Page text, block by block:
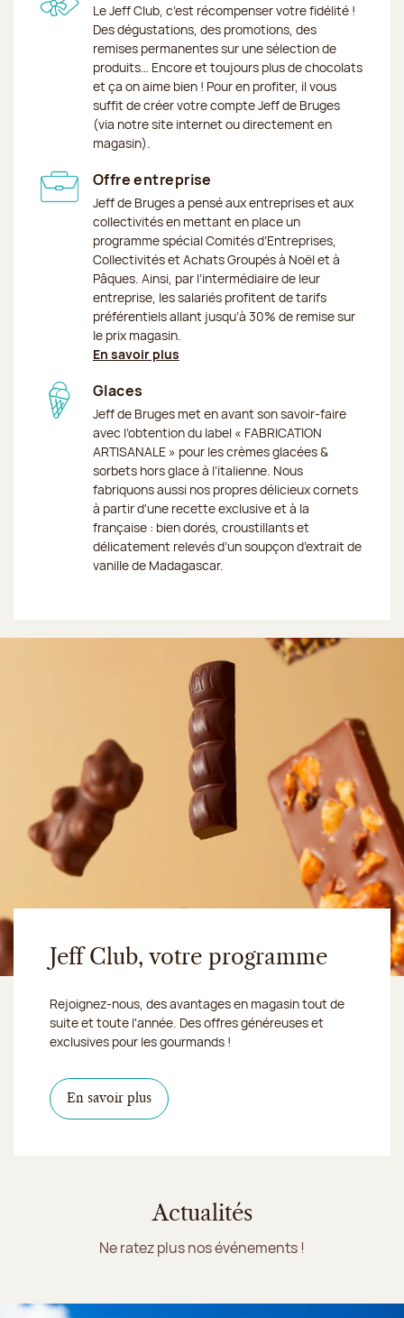
Le Jeff Club, c’est récompenser votre fidélité !
Des dégustations, des promotions, des
remises permanentes sur une sélection de
produits… Encore et toujours plus de chocolats
et ça on aime bien ! Pour en profiter, il vous
suffit de créer votre compte Jeff de Bruges
(via notre site internet ou directement en
magasin).
Offre entreprise
Jeff de Bruges a pensé aux entreprises et aux
collectivités en mettant en place un
programme spécial Comités d’Entreprises,
Collectivités et Achats Groupés à Noël et à
Pâques. Ainsi, par l’intermédiaire de leur
entreprise, les salariés profitent de tarifs
préférentiels allant jusqu’à 30% de remise sur
le prix magasin.
En savoir plus
Glaces
Jeff de Bruges met en avant son savoir-faire
avec l’obtention du label « FABRICATION
ARTISANALE » pour les crèmes glacées &
sorbets hors glace à l’italienne. Nous
fabriquons aussi nos propres délicieux cornets
à partir d'une recette exclusive et à la
française : bien dorés, croustillants et
délicatement relevés d’un soupçon d’extrait de
vanille de Madagascar.
Jeff Club, votre programme
Rejoignez-nous, des avantages en magasin tout de
suite et toute l'année. Des offres généreuses et
exclusives pour les gourmands !
En savoir plus
Actualités
Ne ratez plus nos événements !